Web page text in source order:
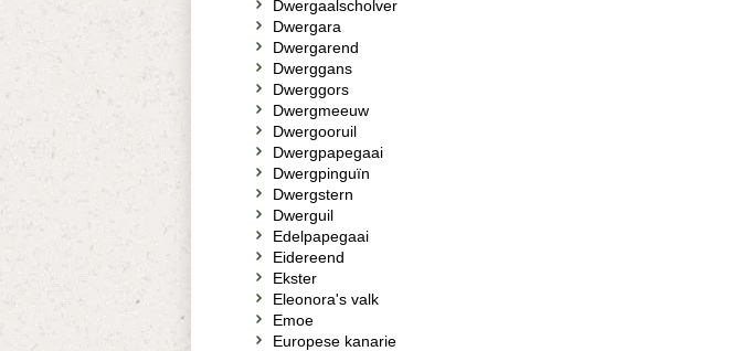
Dwergaalscholver
Dwergara
Dwergarend
Dwerggans
Dwerggors
Dwergmeeuw
Dwergooruil
Dwergpapegaai
Dwergpinguïn
Dwergstern
Dwerguil
Edelpapegaai
Eidereend
Ekster
Eleonora's valk
Emoe
Europese kanarie